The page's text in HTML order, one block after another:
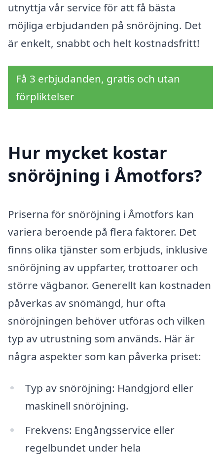
utnyttja vår service för att få bästa
möjliga erbjudanden på snöröjning. Det
är enkelt, snabbt och helt kostnadsfritt!
Få 3 erbjudanden, gratis och utan
förpliktelser
Hur mycket kostar
snöröjning i Åmotfors?
Priserna för snöröjning i Åmotfors kan
variera beroende på flera faktorer. Det
finns olika tjänster som erbjuds, inklusive
snöröjning av uppfarter, trottoarer och
större vägbanor. Generellt kan kostnaden
påverkas av snömängd, hur ofta
snöröjningen behöver utföras och vilken
typ av utrustning som används. Här är
några aspekter som kan påverka priset:
Typ av snöröjning: Handgjord eller
maskinell snöröjning.
Frekvens: Engångsservice eller
regelbundet under hela